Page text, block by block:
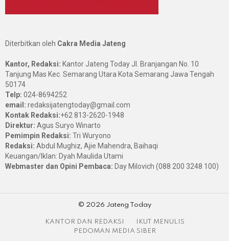
Diterbitkan oleh Cakra Media Jateng
Kantor, Redaksi: Kantor Jateng Today Jl. Branjangan No. 10
Tanjung Mas Kec. Semarang Utara Kota Semarang Jawa Tengah
50174
Telp: 024-8694252
email: redaksijatengtoday@gmail.com
Kontak Redaksi:+62 813-2620-1948
Direktur: Agus Suryo Winarto
Pemimpin Redaksi: Tri Wuryono
Redaksi: Abdul Mughiz, Ajie Mahendra, Baihaqi
Keuangan/Iklan: Dyah Maulida Utami
Webmaster dan Opini Pembaca: Day Milovich (088 200 3248 100)
© 2026 Jateng Today
KANTOR DAN REDAKSI
IKUT MENULIS
PEDOMAN MEDIA SIBER